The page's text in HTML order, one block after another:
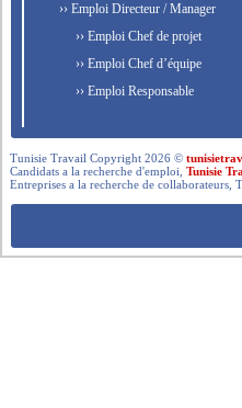
›› Emploi Directeur / Manager
›› Emploi Chef de projet
›› Emploi Chef d’équipe
›› Emploi Responsable
Tunisie Travail Copyright 2026 ©
Candidats a la recherche d'emploi,Tunisie
Entreprises a la recherche de